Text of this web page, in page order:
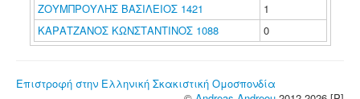
ΖΟΥΜΠΡΟΥΛΗΣ ΒΑΣΙΛΕΙΟΣ 1421
1
ΚΑΡΑΤΖΑΝΟΣ ΚΩΝΣΤΑΝΤΙΝΟΣ 1088
0
Επιστροφή στην Ελληνική Σκακιστική Ομοσπονδία